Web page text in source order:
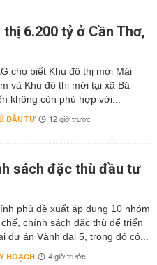
6.200 tỷ ở Cần Thơ,
cho biết Khu đô thị mới Mái
và Khu đô thị mới tại xã Bá
không còn phù hợp với...
ĐẦU TƯ 12 giờ trước
sách đặc thù đầu tư
phủ đề xuất áp dụng 10 nhóm
chính sách đặc thù để triển
dự án Vành đai 5, trong đó có...
HOẠCH 4 giờ trước